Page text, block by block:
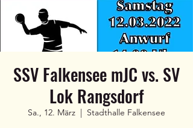
SSV Falkensee mJC vs. SV
Lok Rangsdorf
Sa., 12. März
  |
Stadthalle Falkensee